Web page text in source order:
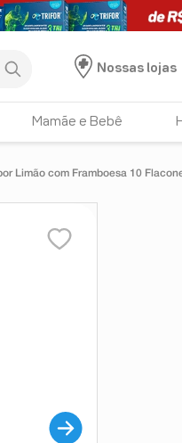
Nossas lojas
Mamãe e Bebê
Limão com Framboesa 10